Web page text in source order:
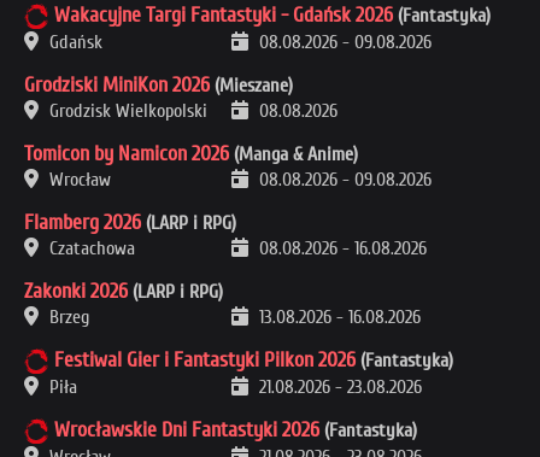
Wakacyjne Targi Fantastyki - Gdańsk 2026 (Fantastyka)
Gdańsk
08.08.2026 - 09.08.2026
Grodziski MiniKon 2026 (Mieszane)
Grodzisk Wielkopolski
08.08.2026
Tomicon by Namicon 2026 (Manga & Anime)
Wrocław
08.08.2026 - 09.08.2026
Flamberg 2026 (LARP i RPG)
Czatachowa
08.08.2026 - 16.08.2026
Zakonki 2026 (LARP i RPG)
Brzeg
13.08.2026 - 16.08.2026
Festiwal Gier i Fantastyki Pilkon 2026 (Fantastyka)
Piła
21.08.2026 - 23.08.2026
Wrocławskie Dni Fantastyki 2026 (Fantastyka)